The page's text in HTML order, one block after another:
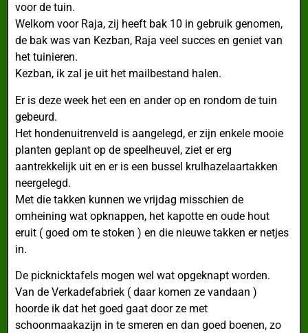
voor de tuin.
Welkom voor Raja, zij heeft bak 10 in gebruik genomen,
de bak was van Kezban, Raja veel succes en geniet van
het tuinieren.
Kezban, ik zal je uit het mailbestand halen.
Er is deze week het een en ander op en rondom de tuin
gebeurd.
Het hondenuitrenveld is aangelegd, er zijn enkele mooie
planten geplant op de speelheuvel, ziet er erg
aantrekkelijk uit en er is een bussel krulhazelaartakken
neergelegd.
Met die takken kunnen we vrijdag misschien de
omheining wat opknappen, het kapotte en oude hout
eruit ( goed om te stoken ) en die nieuwe takken er netjes
in.
De picknicktafels mogen wel wat opgeknapt worden.
Van de Verkadefabriek ( daar komen ze vandaan )
hoorde ik dat het goed gaat door ze met
schoonmaakazijn in te smeren en dan goed boenen, zo